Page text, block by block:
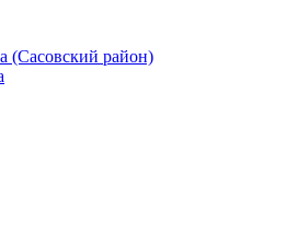
(Сасовский район)